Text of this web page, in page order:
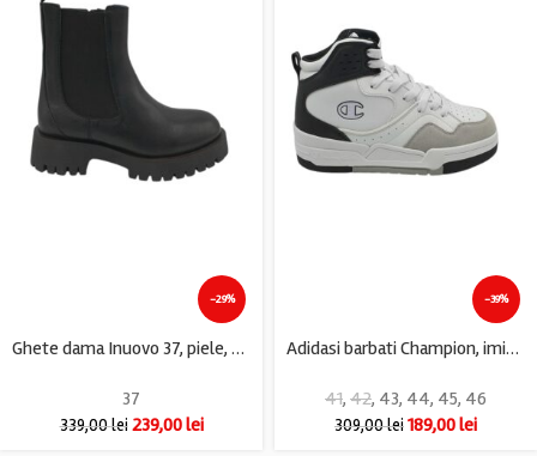
-29%
Ghete dama Inuovo 37, piele, material textil, negru
37
339,00lei 239,00lei
-39%
Adidasi barbati Champion, imitatie de piele, alb negru
41, 42, 43, 44, 45, 46
309,00lei189,00lei